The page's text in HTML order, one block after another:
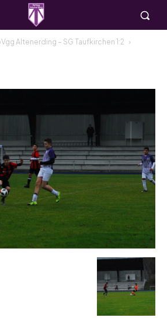
Altenerding – SG Taufkirchen 1:2